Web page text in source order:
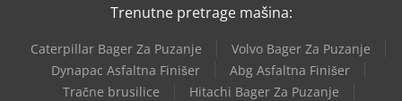
Trenutne pretrage mašina:
Caterpillar Bager Za Puzanje
Volvo Bager Za Puzanje
Dynapac Asfaltna Finišer
Abg Asfaltna Finišer
Tračne brusilice
Hitachi Bager Za Puzanje